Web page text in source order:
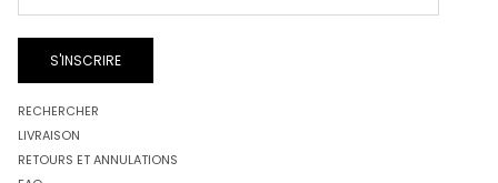
S'INSCRIRE
RECHERCHER
LIVRAISON
RETOURS ET ANNULATIONS